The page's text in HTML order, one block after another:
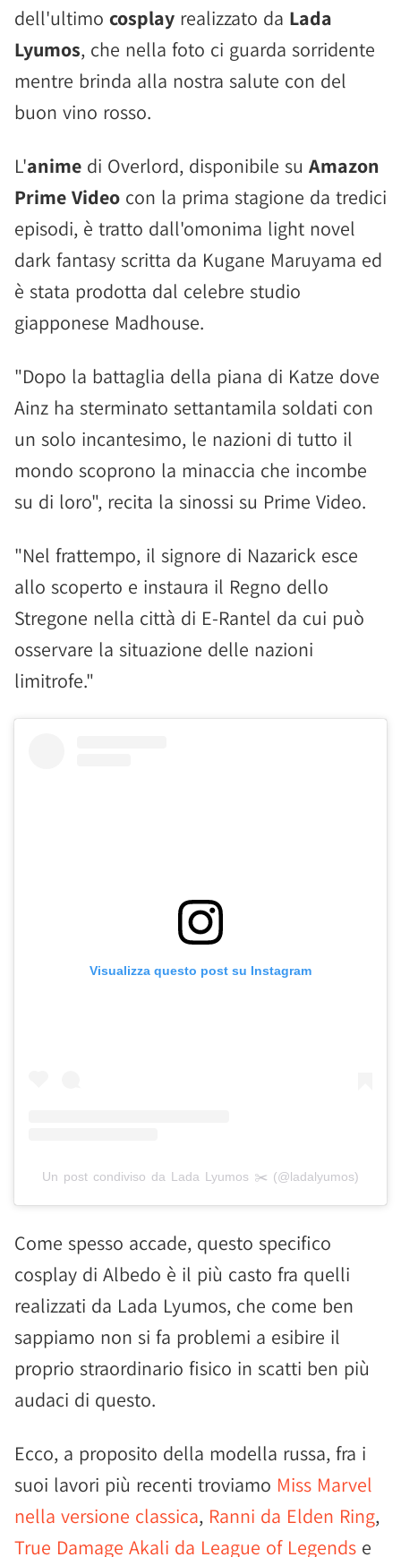
dell'ultimo cosplay realizzato da Lada
Lyumos, che nella foto ci guarda sorridente
mentre brinda alla nostra salute con del
buon vino rosso.
L'anime di Overlord, disponibile su Amazon
Prime Video con la prima stagione da tredici
episodi, è tratto dall'omonima light novel
dark fantasy scritta da Kugane Maruyama ed
è stata prodotta dal celebre studio
giapponese Madhouse.
"Dopo la battaglia della piana di Katze dove
Ainz ha sterminato settantamila soldati con
un solo incantesimo, le nazioni di tutto il
mondo scoprono la minaccia che incombe
su di loro", recita la sinossi su Prime Video.
"Nel frattempo, il signore di Nazarick esce
allo scoperto e instaura il Regno dello
Stregone nella città di E-Rantel da cui può
osservare la situazione delle nazioni
limitrofe."
Visualizza questo post su Instagram
Un post condiviso da Lada Lyumos ✂️ (@ladalyumos)
Come spesso accade, questo specifico
cosplay di Albedo è il più casto fra quelli
realizzati da Lada Lyumos, che come ben
sappiamo non si fa problemi a esibire il
proprio straordinario fisico in scatti ben più
audaci di questo.
Ecco, a proposito della modella russa, fra i
suoi lavori più recenti troviamo Miss Marvel
nella versione classica, Ranni da Elden Ring,
True Damage Akali da League of Legends e